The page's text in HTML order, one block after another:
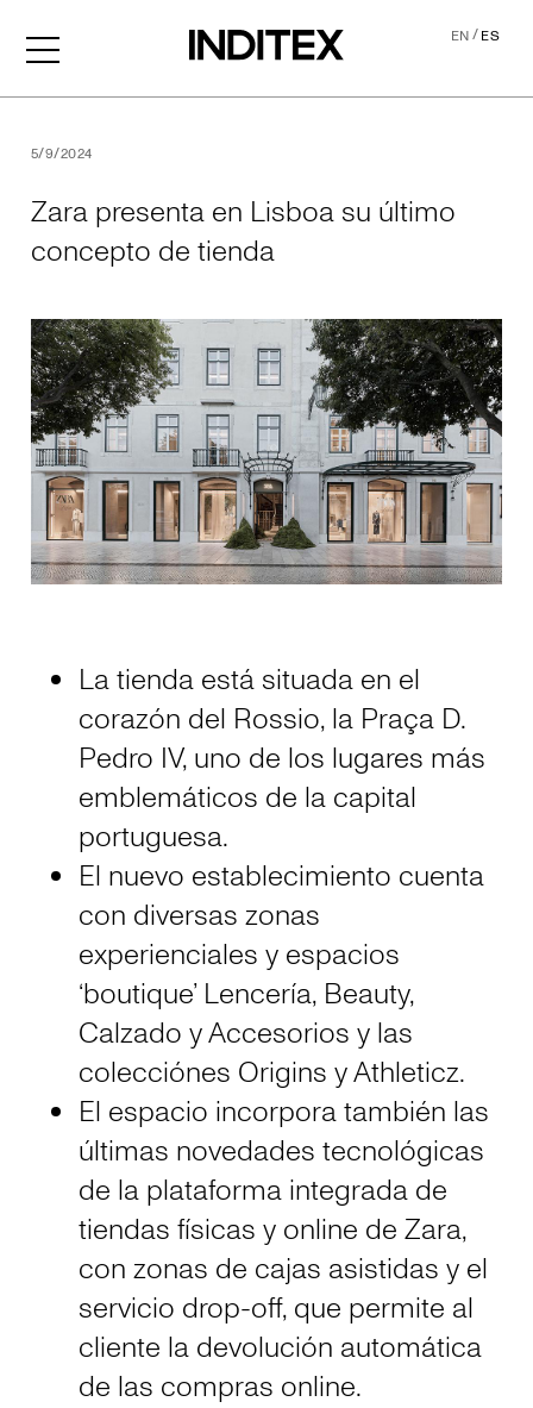
EN/ES
5/9/2024
Zara presenta en Lisboa su último
concepto de tienda
La tienda está situada en el
corazón del Rossio, la Praça D.
Pedro IV, uno de los lugares más
emblemáticos de la capital
portuguesa.
El nuevo establecimiento cuenta
con diversas zonas
experienciales y espacios
‘boutique’ Lencería, Beauty,
Calzado y Accesorios y las
colecciónes Origins y Athleticz.
El espacio incorpora también las
últimas novedades tecnológicas
de la plataforma integrada de
tiendas físicas y online de Zara,
con zonas de cajas asistidas y el
servicio drop-off, que permite al
cliente la devolución automática
de las compras online.